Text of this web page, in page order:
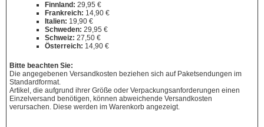
Finnland: 29,95 €
Frankreich: 14,90 €
Italien: 19,90 €
Schweden: 29,95 €
Schweiz: 27,50 €
Österreich: 14,90 €
Bitte beachten Sie:
Die angegebenen Versandkosten beziehen sich auf Paketsendungen im
Standardformat.
Artikel, die aufgrund ihrer Größe oder Verpackungsanforderungen einen
Einzelversand benötigen, können abweichende Versandkosten
verursachen. Diese werden im Warenkorb angezeigt.